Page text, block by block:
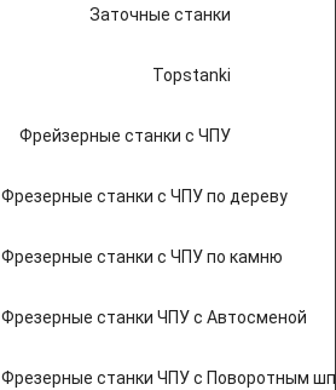
Заточные станки
Topstanki
Фрейзерные станки с ЧПУ
Фрезерные станки с ЧПУ по дереву
Фрезерные станки с ЧПУ по камню
Фрезерные станки ЧПУ с Автосменой
Фрезерные станки ЧПУ с Поворотным